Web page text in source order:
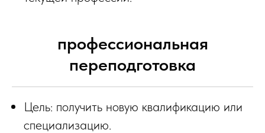
профессиональная
переподготовка
Цель: получить новую квалификацию или
специализацию.